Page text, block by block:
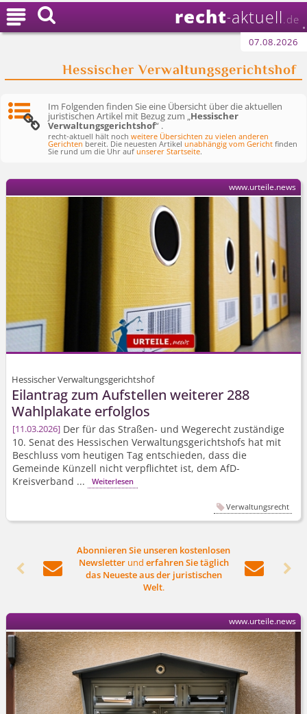
recht-aktuell .de
07.08.2026
Hessischer Verwaltungsgerichtshof

Im Folgenden finden Sie eine Übersicht über die aktuellen
juristischen Artikel mit Bezug zum „Hessischer
Verwaltungsgerichtshof“ .
recht-aktuell hält nochweitere Übersichten zu vielen anderen
Gerichten bereit. Die neuesten Artikelunabhängig vom Gericht finden
Sie rund um die Uhr aufunserer Startseite.
Hessischer Verwaltungsgerichtshof
Eilantrag zum Aufstellen weiterer 288
Wahlplakate erfolglos
11.03.2026 Der für das Straßen- und Wegerecht zuständige
10. Senat des Hessischen Verwaltungs­gerichtshofs hat mit
Beschluss vom heutigen Tag entschieden, dass die
Gemeinde Künzell nicht verpflichtet ist, dem AfD-
Kreisverband ...
Weiterlesen
www.urteile.news
Verwaltungsrecht
 
Abonnieren Sie unseren kostenlosen
Newsletterund erfahren Sie täglich
das Neueste aus der juristischen
Welt.
 
www.urteile.news